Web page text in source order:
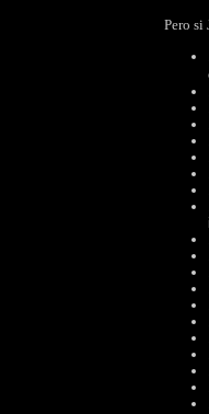
Pero si